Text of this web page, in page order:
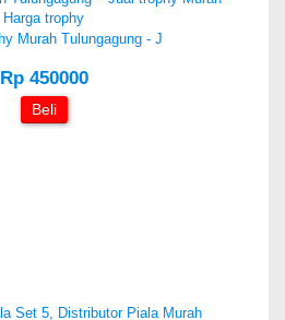
Murah Tulungagung - J
Rp 450000
Beli